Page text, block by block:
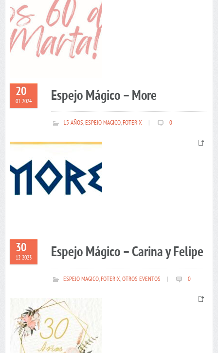
20
01 2024 Espejo Mágico – More
15 AÑOS,ESPEJO MAGICO,FOTERIX 0
30
12 2023 Espejo Mágico – Carina y Felipe
ESPEJO MAGICO,FOTERIX,OTROS EVENTOS 0